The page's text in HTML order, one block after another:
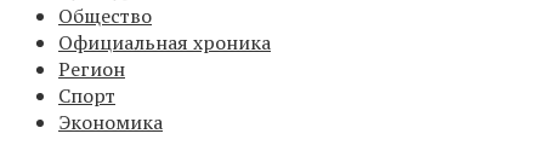
Общество
Официальная хроника
Регион
Спорт
Экономика